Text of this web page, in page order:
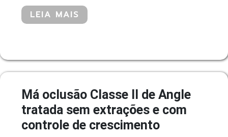
LEIA MAIS
Má oclusão Classe II de Angle
tratada sem extrações e com
controle de crescimento